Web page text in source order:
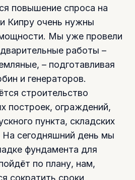
повышение спроса на
Кипру очень нужны
Мы уже провели
работы –
– подготавливая
и генераторов.
строительство
построек, ограждений,
пункта, складских
сегодняшний день мы
фундамента для
по плану, нам,